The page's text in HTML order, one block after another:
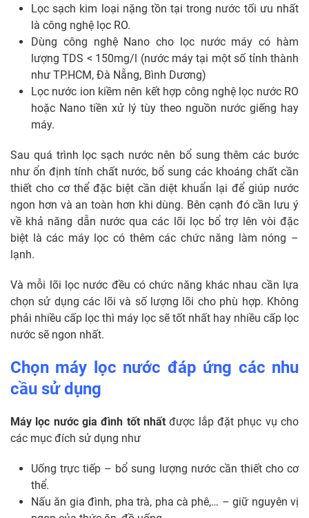
Lọc sạch kim loại nặng tồn tại trong nước tối ưu nhất
là công nghệ lọc RO.
Dùng công nghệ Nano cho lọc nước máy có hàm
lượng TDS < 150mg/l (nước máy tại một số tỉnh thành
như TP.HCM, Đà Nẵng, Bình Dương)
Lọc nước ion kiềm nên kết hợp công nghệ lọc nước RO
hoặc Nano tiền xử lý tùy theo nguồn nước giếng hay
máy.
Sau quá trình lọc sạch nước nên bổ sung thêm các bước
như ổn định tính chất nước, bổ sung các khoáng chất cần
thiết cho cơ thể đặc biệt cần diệt khuẩn lại để giúp nước
ngon hơn và an toàn hơn khi dùng. Bên cạnh đó cần lưu ý
về khả năng dẫn nước qua các lõi lọc bổ trợ lên vòi đặc
biệt là các máy lọc có thêm các chức năng làm nóng –
lạnh.
Và mỗi lõi lọc nước đều có chức năng khác nhau cần lựa
chọn sử dụng các lõi và số lượng lõi cho phù hợp. Không
phải nhiều cấp lọc thì máy lọc sẽ tốt nhất hay nhiều cấp lọc
nước sẽ ngon nhất.
Chọn máy lọc nước đáp ứng các nhu
cầu sử dụng
Máy lọc nước gia đình tốt nhất được lắp đặt phục vụ cho
các mục đích sử dụng như
Uống trực tiếp – bổ sung lượng nước cần thiết cho cơ
thể.
Nấu ăn gia đình, pha trà, pha cà phê,… – giữ nguyên vị